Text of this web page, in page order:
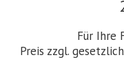
Für Ihre
Preis zzgl.